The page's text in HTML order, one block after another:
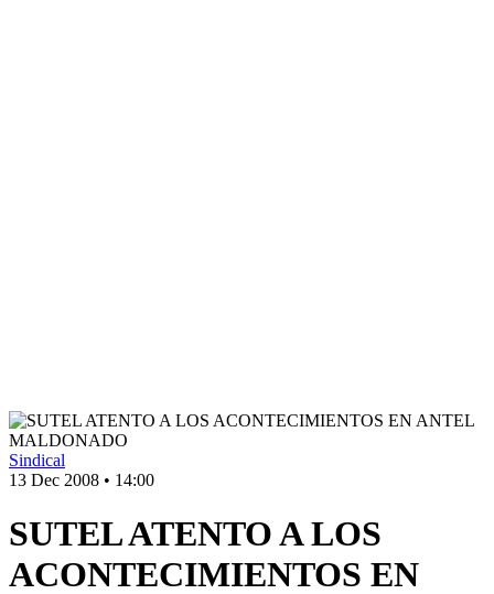
Sindical
13 Dec 2008 • 14:00
SUTEL ATENTO A LOS
ACONTECIMIENTOS EN